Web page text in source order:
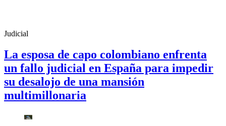
Judicial
La esposa de capo colombiano enfrenta
un fallo judicial en España para impedir
su desalojo de una mansión
multimillonaria